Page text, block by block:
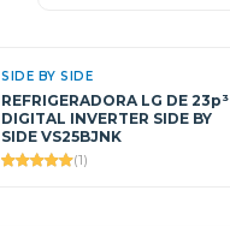
SIDE BY SIDE
REFRIGERADORA LG DE 23p³
DIGITAL INVERTER SIDE BY
SIDE VS25BJNK
(1)